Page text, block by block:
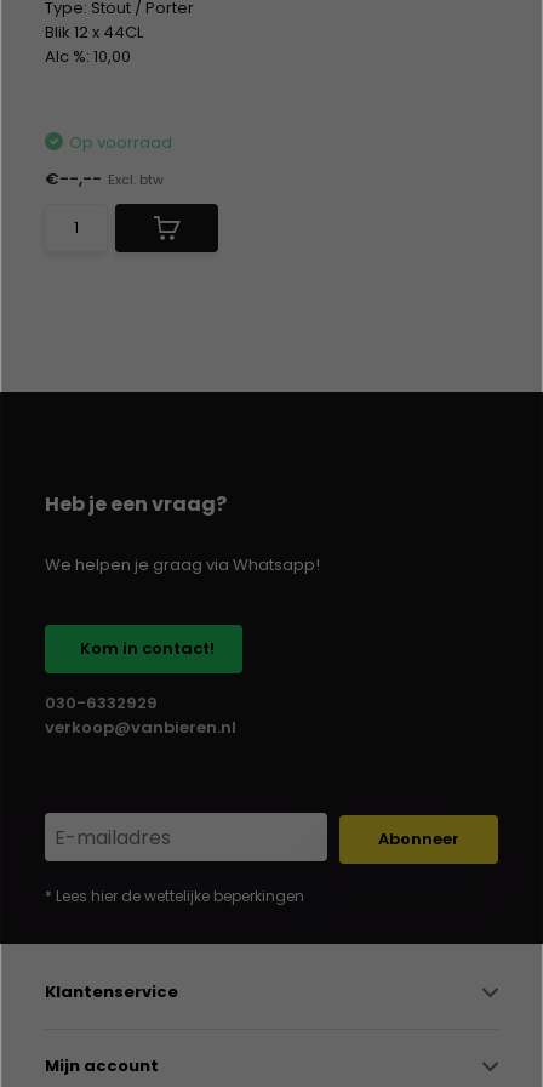
Type: Stout / Porter
Blik 12 x 44CL
Alc %: 10,00
Op voorraad
€--,-- Excl. btw
Heb je een vraag?
We helpen je graag via Whatsapp!
Kom in contact!
030-6332929
verkoop@vanbieren.nl
Abonneer
* Lees hier de wettelijke beperkingen
Klantenservice
Mijn account